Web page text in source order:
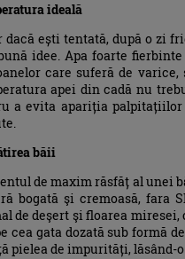
ideală
dacă ești tentată, după o zi
idee. Apa foarte
care suferă de
apei din cadă nu
a evita apariția palpitațiilor
băii
de maxim răsfăț al unei
bogată şi cremoasă, fara
de deşert şi floarea
cea gata dozată sub formă de
pielea de impurități, lăsând-